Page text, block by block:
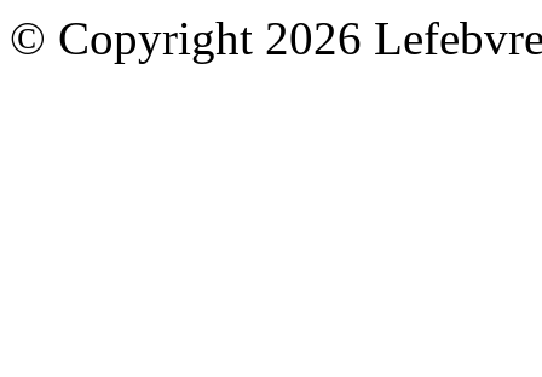
© Copyright 2026